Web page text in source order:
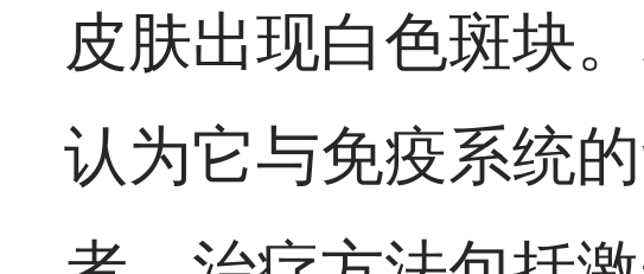
皮肤出现白色斑块
认为它与免疫系统